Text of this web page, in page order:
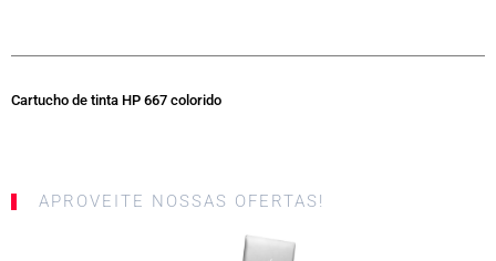
Cartucho de tinta HP 667 colorido
APROVEITE NOSSAS OFERTAS!